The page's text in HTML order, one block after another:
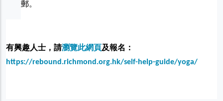
郵。
有興趣人士，請瀏覽此網頁及報名：
https://rebound.richmond.org.hk/self-help-guide/yoga/